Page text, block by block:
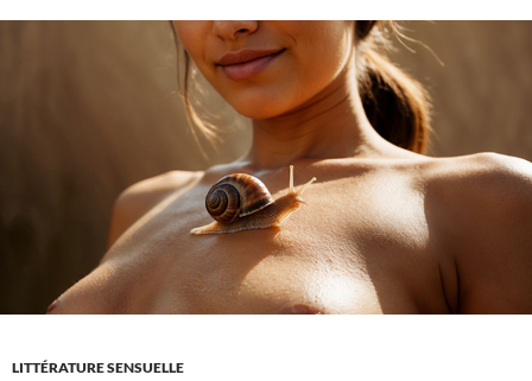
–
Comment
les
odeurs
déclenchent
émotions
et
désir
LITTÉRATURE SENSUELLE